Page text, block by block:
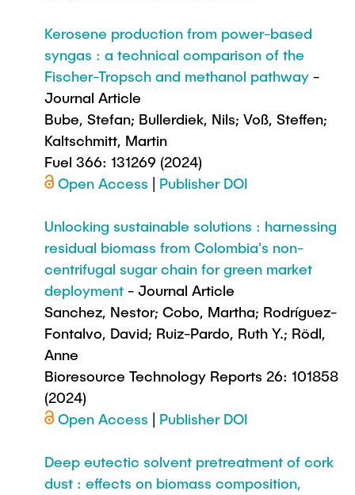
Kerosene production from power-based
syngas : a technical comparison of the
Fischer-Tropsch and methanol pathway -
Journal Article
Bube, Stefan; Bullerdiek, Nils; Voß, Steffen;
Kaltschmitt, Martin
Fuel 366: 131269 (2024)
Open Access
Publisher DOI
Unlocking sustainable solutions : harnessing
residual biomass from Colombia's non-
centrifugal sugar chain for green market
deployment - Journal Article
Sanchez, Nestor; Cobo, Martha; Rodríguez-
Fontalvo, David; Ruiz-Pardo, Ruth Y.; Rödl,
Anne
Bioresource Technology Reports 26: 101858
(2024)
Open Access
Publisher DOI
Deep eutectic solvent pretreatment of cork
dust : effects on biomass composition,